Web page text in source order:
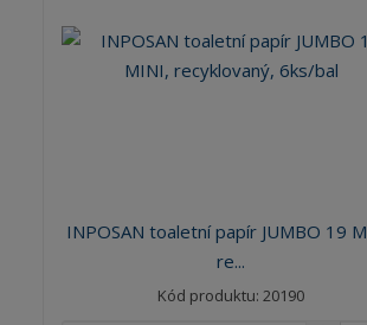
INPOSAN toaletní papír JUMBO 19
re...
Kód produktu: 20190